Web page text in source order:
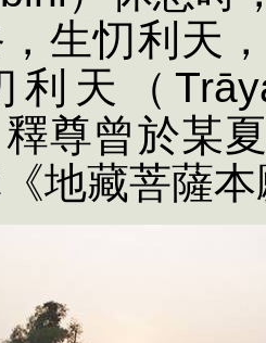
，生忉利天
利天（ Trā
尊曾於某
地藏菩薩